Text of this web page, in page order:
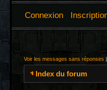
Connexion
Voir les messages sans réponses |
Index du forum